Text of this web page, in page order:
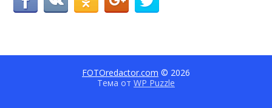
FOTOredactor.com © 2026
Тема от WP Puzzle